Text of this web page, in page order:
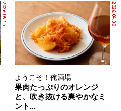
2026.06.15 2026.04.30
ようこそ！俺酒場
果肉たっぷりのオレンジ
と、吹き抜ける爽やかなミ
ント...